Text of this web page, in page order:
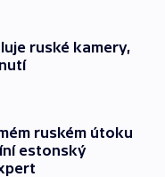
ruské kamery,
ruském útoku
estonský